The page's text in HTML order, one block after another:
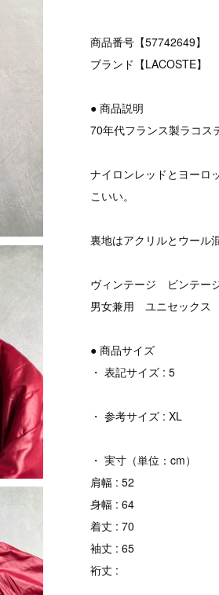
商品番号【57742649】
ブランド【LACOSTE】
● 商品説明
70年代フランス製ラコス
ナイロンレッドとヨーロ
こいい。
裏地はアクリルとウール
ヴィンテージ ビンテー
男女兼用 ユニセックス
● 商品サイズ
・ 表記サイズ : 5
・ 参考サイズ : XL
・ 実寸（単位：cm）
肩幅 : 52
身幅 : 64
着丈 : 70
袖丈 : 65
裄丈 :